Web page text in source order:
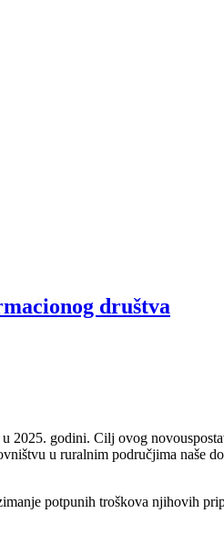
društva
2025. godini. Cilj ovog
u ruralnim područjima naše
potpunih troškova njihovih